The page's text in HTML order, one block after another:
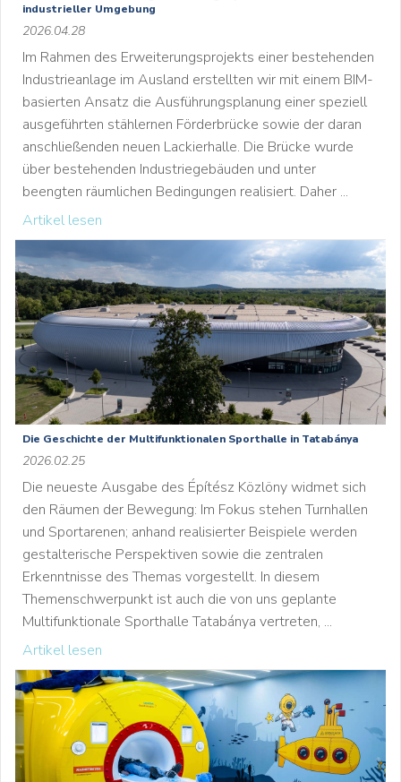
industrieller Umgebung
2026.04.28
Im Rahmen des Erweiterungsprojekts einer bestehenden
Industrieanlage im Ausland erstellten wir mit einem BIM-
basierten Ansatz die Ausführungsplanung einer speziell
ausgeführten stählernen Förderbrücke sowie der daran
anschließenden neuen Lackierhalle. Die Brücke wurde
über bestehenden Industriegebäuden und unter
beengten räumlichen Bedingungen realisiert. Daher ...
Artikel lesen
Die Geschichte der Multifunktionalen Sporthalle in Tatabánya
2026.02.25
Die neueste Ausgabe des Építész Közlöny widmet sich
den Räumen der Bewegung: Im Fokus stehen Turnhallen
und Sportarenen; anhand realisierter Beispiele werden
gestalterische Perspektiven sowie die zentralen
Erkenntnisse des Themas vorgestellt. In diesem
Themenschwerpunkt ist auch die von uns geplante
Multifunktionale Sporthalle Tatabánya vertreten, ...
Artikel lesen